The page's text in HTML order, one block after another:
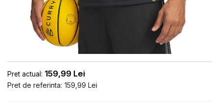
Pret actual: 159,99 Lei
Pret de referinta: 159,99 Lei